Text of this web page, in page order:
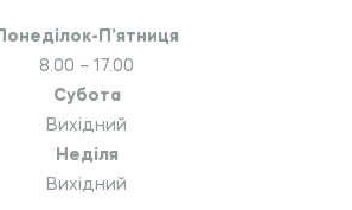
П’ятниця
8.00 – 17.00
Субота
Вихідний
Неділя
Вихідний